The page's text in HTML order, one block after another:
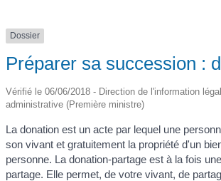
Dossier
Préparer sa succession :
Vérifié le 06/06/2018 - Direction de l'information
administrative (Première ministre)
La donation est un acte par lequel une
son vivant et gratuitement la propriété d'un
personne. La donation-partage est à la fois
partage. Elle permet, de votre vivant, de